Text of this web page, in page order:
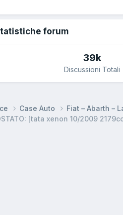
forum
39k
Discussioni Totali
Case Auto Fiat – Abarth –
[tata xenon 10/2009